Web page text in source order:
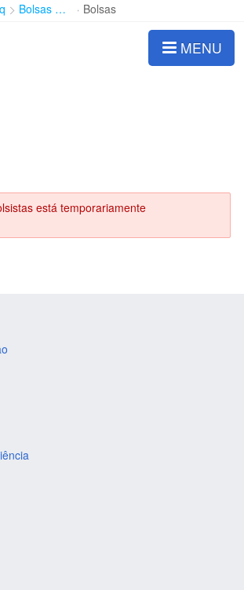
Bolsas e Auxílios Vigentes Bolsas
MENU
está temporariamente